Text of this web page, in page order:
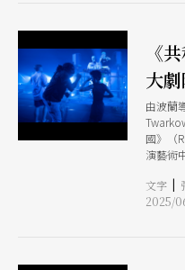
與」
始與
分，無
麼成為
《
大
由波蘭
國》（
演藝術
群實驗
達6小
文字 |
2025/